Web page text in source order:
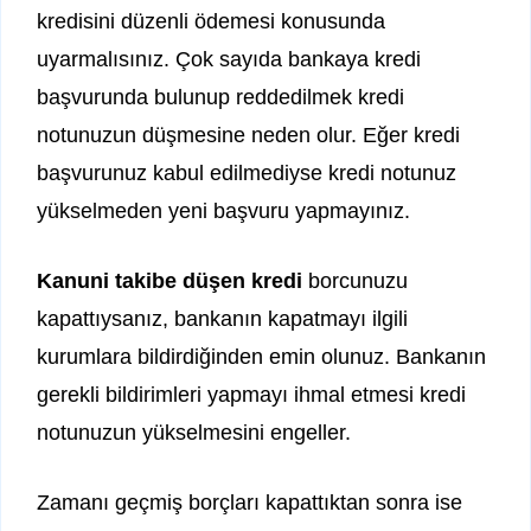
kredisini düzenli ödemesi konusunda
uyarmalısınız. Çok sayıda bankaya kredi
başvurunda bulunup reddedilmek kredi
notunuzun düşmesine neden olur. Eğer kredi
başvurunuz kabul edilmediyse kredi notunuz
yükselmeden yeni başvuru yapmayınız.
Kanuni takibe düşen kredi borcunuzu
kapattıysanız, bankanın kapatmayı ilgili
kurumlara bildirdiğinden emin olunuz. Bankanın
gerekli bildirimleri yapmayı ihmal etmesi kredi
notunuzun yükselmesini engeller.
Zamanı geçmiş borçları kapattıktan sonra ise